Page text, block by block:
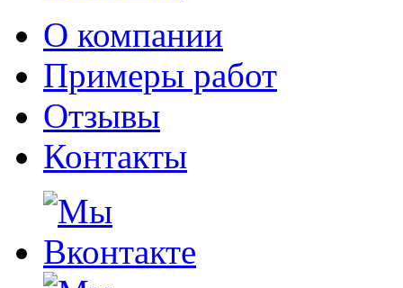
О компании
Примеры работ
Отзывы
Контакты